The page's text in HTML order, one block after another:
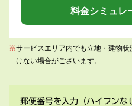
料金シミュレ
※サービスエリア内でも立地・建物
けない場合がございます。
郵便番号を入力 （ハイフンな